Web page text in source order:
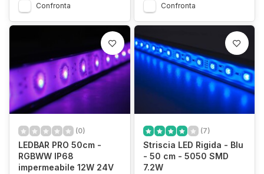
Confronta Confronta
(0)
LEDBAR PRO 50cm -
RGBWW IP68
impermeabile 12W 24V
(7)
Striscia LED Rigida - Blu
- 50 cm - 5050 SMD
7.2W